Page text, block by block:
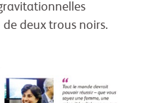
deux trous noirs.